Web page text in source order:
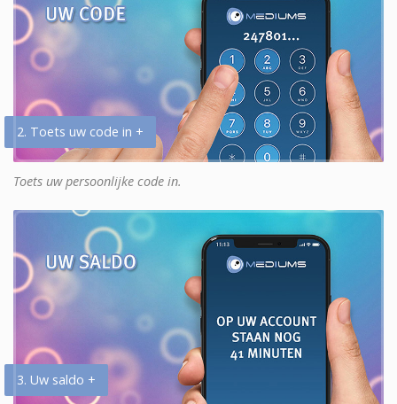
2. Toets uw code in +
Toets uw persoonlijke code in.
3. Uw saldo +